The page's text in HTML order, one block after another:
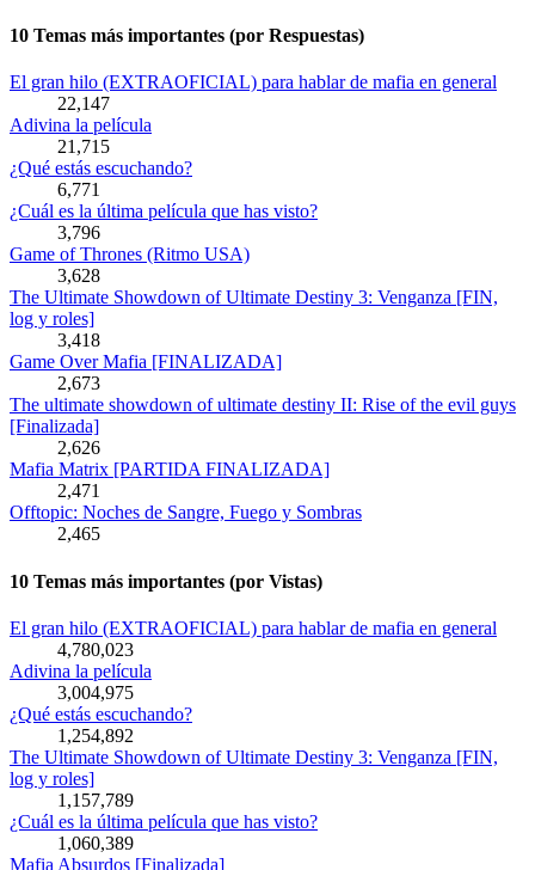
10 Temas más importantes (por Respuestas)
El gran hilo (EXTRAOFICIAL) para hablar de mafia en general
22,147
Adivina la película
21,715
¿Qué estás escuchando?
6,771
¿Cuál es la última película que has visto?
3,796
Game of Thrones (Ritmo USA)
3,628
The Ultimate Showdown of Ultimate Destiny 3: Venganza [FIN,
log y roles]
3,418
Game Over Mafia [FINALIZADA]
2,673
The ultimate showdown of ultimate destiny II: Rise of the evil guys
[Finalizada]
2,626
Mafia Matrix [PARTIDA FINALIZADA]
2,471
Offtopic: Noches de Sangre, Fuego y Sombras
2,465
10 Temas más importantes (por Vistas)
El gran hilo (EXTRAOFICIAL) para hablar de mafia en general
4,780,023
Adivina la película
3,004,975
¿Qué estás escuchando?
1,254,892
The Ultimate Showdown of Ultimate Destiny 3: Venganza [FIN,
log y roles]
1,157,789
¿Cuál es la última película que has visto?
1,060,389
Mafia Absurdos [Finalizada]